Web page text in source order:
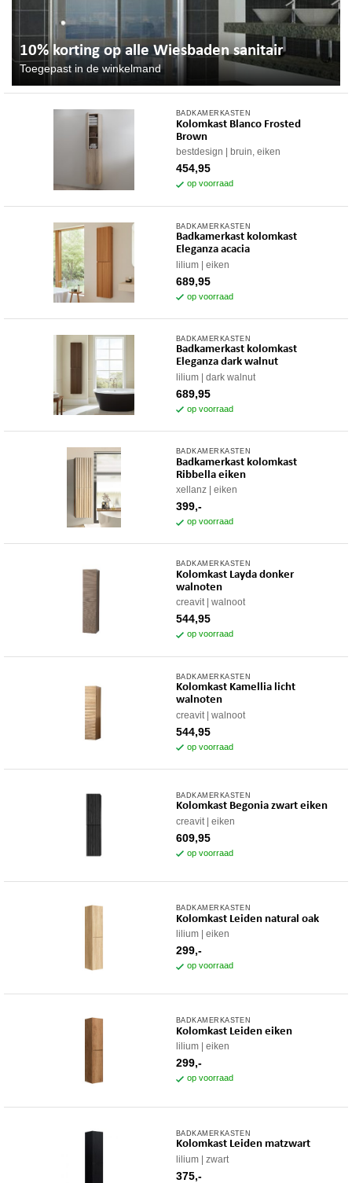
10% korting op alle Wiesbaden sanitair
Toegepast in de winkelmand
BADKAMERKASTEN
Kolomkast Blanco Frosted
Brown
bestdesign bruin, eiken
454,95
op voorraad
BADKAMERKASTEN
Badkamerkast kolomkast
Eleganza acacia
lilium eiken
689,95
op voorraad
BADKAMERKASTEN
Badkamerkast kolomkast
Eleganza dark walnut
lilium dark walnut
689,95
op voorraad
BADKAMERKASTEN
Badkamerkast kolomkast
Ribbella eiken
xellanz eiken
399,-
op voorraad
BADKAMERKASTEN
Kolomkast Layda donker
walnoten
creavit walnoot
544,95
op voorraad
BADKAMERKASTEN
Kolomkast Kamellia licht
walnoten
creavit walnoot
544,95
op voorraad
BADKAMERKASTEN
Kolomkast Begonia zwart eiken
creavit eiken
609,95
op voorraad
BADKAMERKASTEN
Kolomkast Leiden natural oak
lilium eiken
299,-
op voorraad
BADKAMERKASTEN
Kolomkast Leiden eiken
lilium eiken
299,-
op voorraad
BADKAMERKASTEN
Kolomkast Leiden matzwart
lilium zwart
375,-